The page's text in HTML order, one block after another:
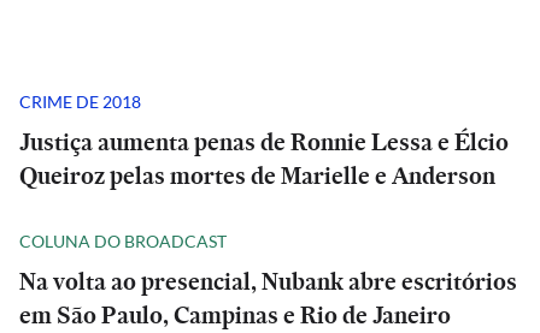
CRIME DE 2018
Justiça aumenta penas de Ronnie Lessa e Élcio
Queiroz pelas mortes de Marielle e Anderson
COLUNA DO BROADCAST
Na volta ao presencial, Nubank abre escritórios
em São Paulo, Campinas e Rio de Janeiro